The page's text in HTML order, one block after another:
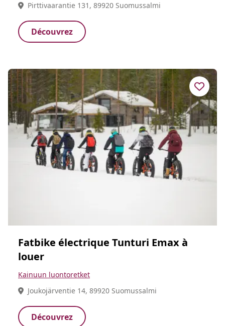
Pirttivaarantie 131, 89920 Suomussalmi
Découvrez
Fatbike électrique Tunturi Emax à
louer
Kainuun luontoretket
Joukojärventie 14, 89920 Suomussalmi
Découvrez